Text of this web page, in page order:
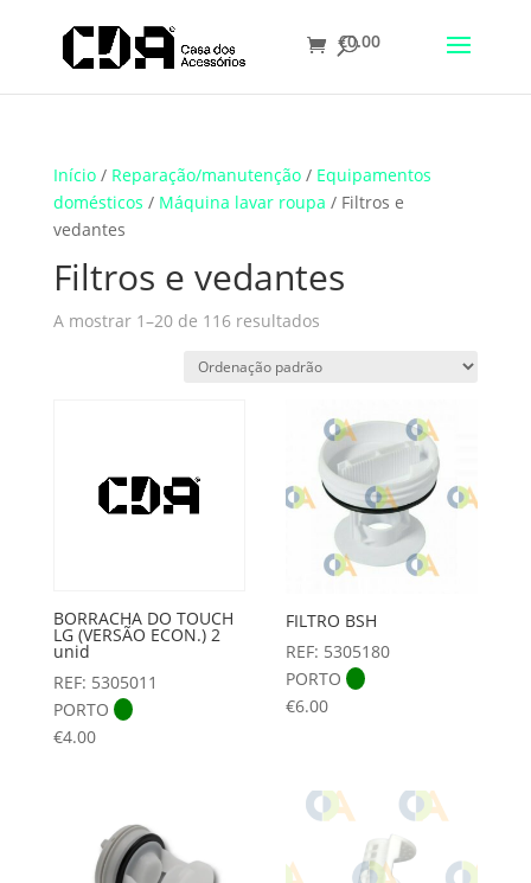
Translate
€0.00
Início/ Reparação/manutenção/ Equipamentos
domésticos / Máquina lavar roupa / Filtros e
vedantes
Filtros e vedantes
A mostrar 1–20 de 116 resultados
BORRACHA DO TOUCH
LG (VERSÃO ECON.) 2
unid
REF: 5305011
PORTO
€4.00
FILTRO BSH
REF: 5305180
PORTO
€6.00